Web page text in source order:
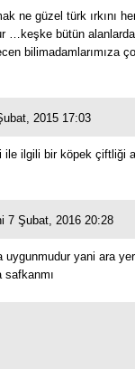
ne güzel türk ırkını
…keşke bütün
bilimadamlarımıza
2015 17:03
ilgili bir köpek çiftliği
7 Şubat, 2016 20:28
uygunmudur yani ara
safkanmı